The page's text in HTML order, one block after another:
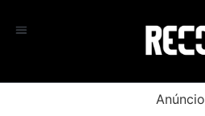
Anúncio